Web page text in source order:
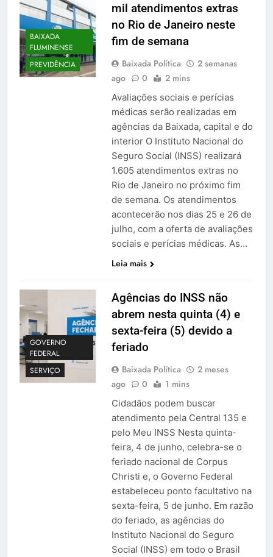
BAIXADA
FLUMINENSE
PREVIDÊNCIA
mil atendimentos extras
no Rio de Janeiro neste
fim de semana
Baixada Política
2 semanas
ago
0 2 mins
Avaliações sociais e perícias
médicas serão realizadas em
agências da Baixada, capital e do
interior O Instituto Nacional do
Seguro Social (INSS) realizará
1.605 atendimentos extras no
Rio de Janeiro no próximo fim
de semana. Os atendimentos
acontecerão nos dias 25 e 26 de
julho, com a oferta de avaliações
sociais e perícias médicas. As…
Leia mais
GOVERNO
FEDERAL
SERVIÇO
Agências do INSS não
abrem nesta quinta (4) e
sexta-feira (5) devido a
feriado
Baixada Política
2 meses
ago
0 1 mins
Cidadãos podem buscar
atendimento pela Central 135 e
pelo Meu INSS Nesta quinta-
feira, 4 de junho, celebra-se o
feriado nacional de Corpus
Christi e, o Governo Federal
estabeleceu ponto facultativo na
sexta-feira, 5 de junho. Em razão
do feriado, as agências do
Instituto Nacional do Seguro
Social (INSS) em todo o Brasil